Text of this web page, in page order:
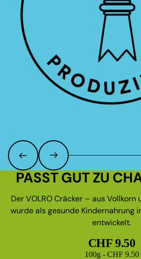
PASST GUT ZU
Der VOLRO Cräcker – aus
wurde als gesunde Kindernahrung
entwickelt.
CHF 9.50
Grundpreis
100g - CHF 9.50